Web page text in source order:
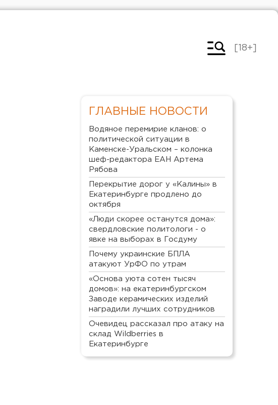
[18+]
ГЛАВНЫЕ НОВОСТИ
Водяное перемирие кланов: о
политической ситуации в
Каменске-Уральском – колонка
шеф-редактора ЕАН Артема
Рябова
Перекрытие дорог у «Калины» в
Екатеринбурге продлено до
октября
«Люди скорее останутся дома»:
свердловские политологи - о
явке на выборах в Госдуму
Почему украинские БПЛА
атакуют УрФО по утрам
«Основа уюта сотен тысяч
домов»: на екатеринбургском
Заводе керамических изделий
наградили лучших сотрудников
Очевидец рассказал про атаку на
склад Wildberries в
Екатеринбурге